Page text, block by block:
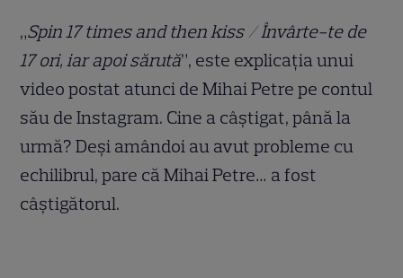
„Spin 17 times and then kiss / Învârte-te de
17 ori, iar apoi sărută”, este explicația unui
video postat atunci de Mihai Petre pe contul
său de Instagram. Cine a câștigat, până la
urmă? Deși amândoi au avut probleme cu
echilibrul, pare că Mihai Petre… a fost
câștigătorul.